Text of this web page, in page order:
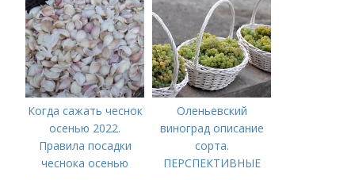
Когда сажать чеснок
осенью 2022.
Правила посадки
чеснока осенью
Оленьевский
виноград описание
сорта.
ПЕРСПЕКТИВНЫЕ